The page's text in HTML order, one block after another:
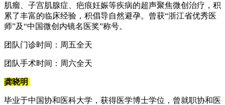
肌瘤、子宫肌腺症、疤痕妊娠等疾病的超声聚焦微创治疗，积
累了丰富的临床经验，积倡导自然避孕。曾获“浙江省优秀医
师”及“中国微创内镜名医奖”称号。
团队门诊时间：周五全天
团队手术时间：周六全天
龚晓明
毕业于中国协和医科大学，获得医学博士学位，曾就职协和医